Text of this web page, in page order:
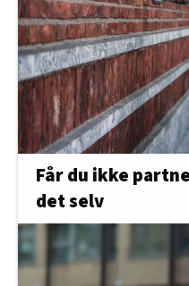
Får du ikke
det selv